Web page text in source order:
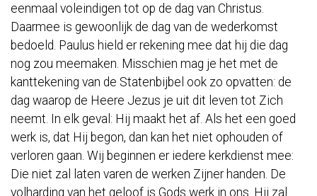
eenmaal voleindigen tot op de dag van Christus.
Daarmee is gewoonlijk de dag van de wederkomst
bedoeld. Paulus hield er rekening mee dat hij die dag
nog zou meemaken. Misschien mag je het met de
kanttekening van de Statenbijbel ook zo opvatten: de
dag waarop de Heere Jezus je uit dit leven tot Zich
neemt. In elk geval: Hij maakt het af. Als het een goed
werk is, dat Hij begon, dan kan het niet ophouden of
verloren gaan. Wij beginnen er iedere kerkdienst mee:
Die niet zal laten varen de werken Zijner handen. De
volharding van het geloof is Gods werk in ons. Hij zal